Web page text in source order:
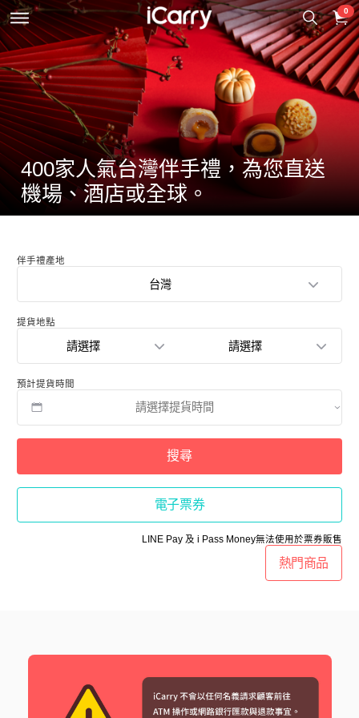
0
400家人氣台灣伴手禮，為您直送
機場、酒店或全球。
伴手禮產地
台灣
提貨地點
請選擇 請選擇
預計提貨時間
搜尋
電子票券
LINE Pay 及 i Pass Money無法使用於票券販售
熱門商品